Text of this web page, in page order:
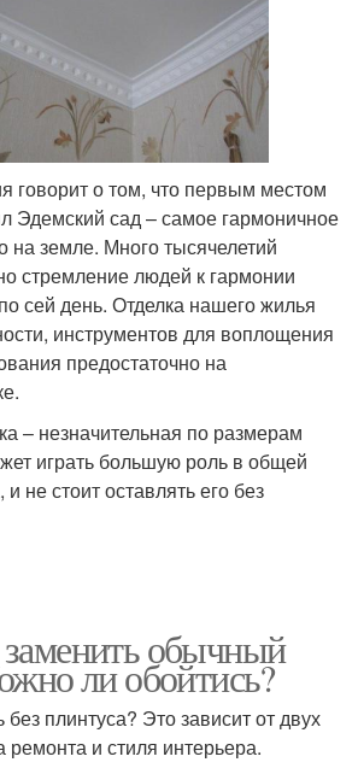
говорит о том, что первым местом
Эдемский сад – самое гармоничное
на земле. Много тысячелетий
стремление людей к гармонии
сей день. Отделка нашего жилья
инструментов для воплощения
предостаточно на
– незначительная по размерам
играть большую роль в общей
не стоит оставлять его без
обычный
ли обойтись?
плинтуса? Это зависит от двух
ремонта и стиля интерьера.